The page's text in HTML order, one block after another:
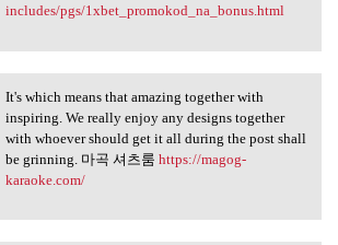
includes/pgs/1xbet_promokod_na_bonus.html
which means that amazing
It's which means that amazing together with
inspiring. We really enjoy any designs together
with whoever should get it all during the post shall
be grinning. 마곡 셔츠룸 https://magog-
karaoke.com/